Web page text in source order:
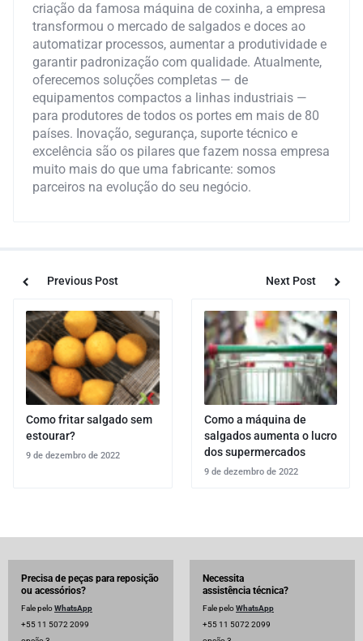
criação da famosa máquina de coxinha, a empresa
transformou o mercado de salgados e doces ao
automatizar processos, aumentar a produtividade e
garantir padronização com qualidade. Atualmente,
oferecemos soluções completas — de
equipamentos compactos a linhas industriais —
para produtores de todos os portes em mais de 80
países. Inovação, segurança, suporte técnico e
excelência são os pilares que fazem nossa empresa
muito mais do que uma fabricante: somos
parceiros na evolução do seu negócio.
Previous Post Next Post
Como fritar salgado sem
estourar?
9 de dezembro de 2022
Como a máquina de
salgados aumenta o lucro
dos supermercados
9 de dezembro de 2022
Precisa de peças para reposição
ou acessórios?
Fale peloWhatsApp
+55 11 5072 2099
Necessita
assistência técnica?
Fale peloWhatsApp
+55 11 5072 2099